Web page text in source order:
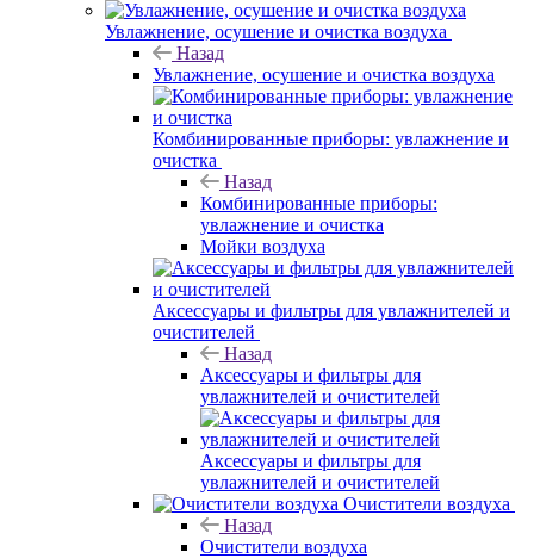
Увлажнение, осушение и очистка воздуха
Назад
Увлажнение, осушение и очистка воздуха
Комбинированные приборы: увлажнение и
очистка
Назад
Комбинированные приборы:
увлажнение и очистка
Мойки воздуха
Аксессуары и фильтры для увлажнителей и
очистителей
Назад
Аксессуары и фильтры для
увлажнителей и очистителей
Аксессуары и фильтры для
увлажнителей и очистителей
Очистители воздуха
Назад
Очистители воздуха